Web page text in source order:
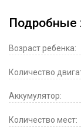
Подробные
Возраст ребенка:
Количество
Аккумулятор:
Количество мест: